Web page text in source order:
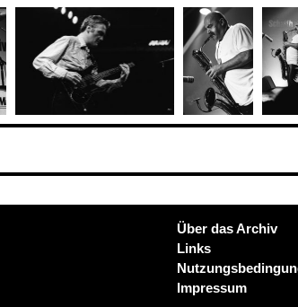
Über das Archiv
Links
Impressum